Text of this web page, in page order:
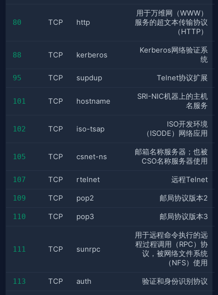
80 TCP http
用于万维网（WWW）
服务的超文本传输协议
（HTTP）
88 TCP kerberos
Kerberos网络验证系
统
95 TCP supdup Telnet协议扩展
101 TCP hostname
SRI-NIC机器上的主机
名服务
102 TCP iso-tsap
ISO开发环境
（ISODE）网络应用
105 TCP csnet-ns
邮箱名称服务器；也被
CSO名称服务器使用
107 TCP rtelnet 远程Telnet
109 TCP pop2 邮局协议版本2
110 TCP pop3 邮局协议版本3
111 TCP sunrpc
用于远程命令执行的远
程过程调用（RPC）协
议，被网络文件系统
（NFS）使用
113 TCP auth 验证和身份识别协议